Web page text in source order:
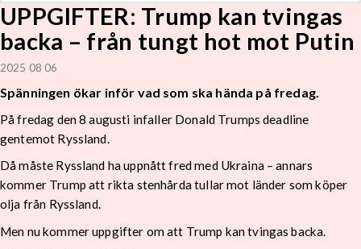
UPPGIFTER: Trump kan tvingas
backa – från tungt hot mot Putin
2025 08 06
Spänningen ökar inför vad som ska hända på fredag.
På fredag den 8 augusti infaller Donald Trumps deadline
gentemot Ryssland.
Då måste Ryssland ha uppnått fred med Ukraina – annars
kommer Trump att rikta stenhårda tullar mot länder som köper
olja från Ryssland.
Men nu kommer uppgifter om att Trump kan tvingas backa.